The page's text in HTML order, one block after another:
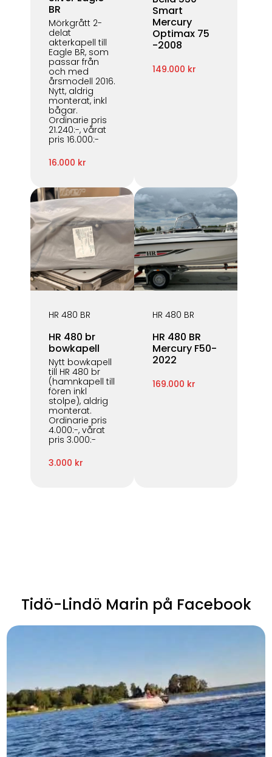
BR
Mörkgrått 2-
delat
akterkapell till
Eagle BR, som
passar från
och med
årsmodell 2016.
Nytt, aldrig
monterat, inkl
bågar.
Ordinarie pris
21.240:-, vårat
pris 16.000:-
16.000 kr
Smart
Mercury
Optimax 75
-2008
149.000 kr
HR 480 BR
HR 480 br
bowkapell
Nytt bowkapell
till HR 480 br
(hamnkapell till
fören inkl
stolpe), aldrig
monterat.
Ordinarie pris
4.000:-, vårat
pris 3.000:-
3.000 kr
HR 480 BR
HR 480 BR
Mercury F50-
2022
169.000 kr
Tidö-Lindö Marin på Facebook